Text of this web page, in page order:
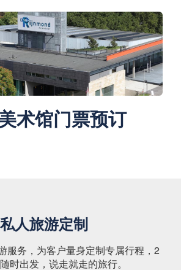
术馆门票预订
私人旅游定制
服务，为客户量身定制专属行程，2
时出发，说走就走的旅行。